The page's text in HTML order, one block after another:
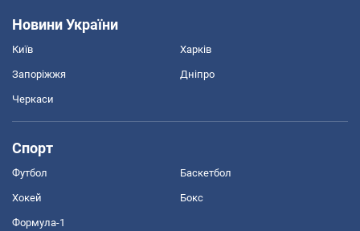
Новини України
Київ Харків
Запоріжжя Дніпро
Черкаси
Спорт
Футбол Баскетбол
Хокей Бокс
Формула-1